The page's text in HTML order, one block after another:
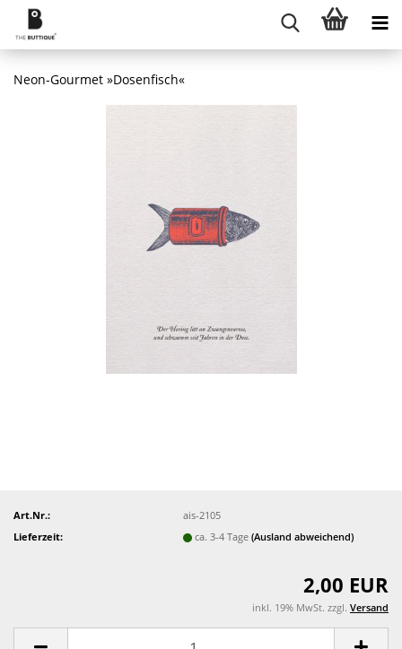
Neon-Gourmet »Dosenfisch«
Art.Nr.:
ais-2105
Lieferzeit:
ca. 3-4 Tage(Ausland abweichend)
2,00 EUR
inkl. 19% MwSt. zzgl. Versand